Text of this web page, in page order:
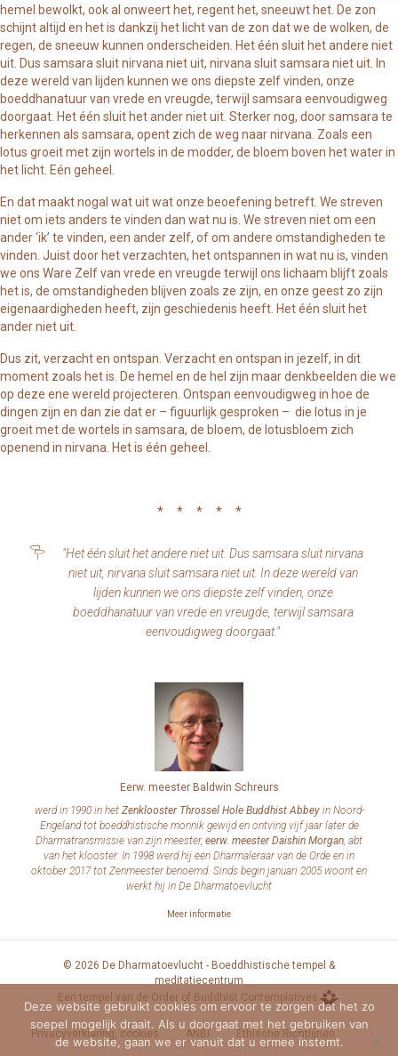
hemel bewolkt, ook al onweert het, regent het, sneeuwt het. De zon
schijnt altijd en het is dankzij het licht van de zon dat we de wolken, de
regen, de sneeuw kunnen onderscheiden. Het één sluit het andere niet
uit. Dus samsara sluit nirvana niet uit, nirvana sluit samsara niet uit. In
deze wereld van lijden kunnen we ons diepste zelf vinden, onze
boeddhanatuur van vrede en vreugde, terwijl samsara eenvoudigweg
doorgaat. Het één sluit het ander niet uit. Sterker nog, door samsara te
herkennen als samsara, opent zich de weg naar nirvana. Zoals een
lotus groeit met zijn wortels in de modder, de bloem boven het water in
het licht. Eén geheel.
En dat maakt nogal wat uit wat onze beoefening betreft. We streven
niet om iets anders te vinden dan wat nu is. We streven niet om een
ander ‘ik’ te vinden, een ander zelf, of om andere omstandigheden te
vinden. Juist door het verzachten, het ontspannen in wat nu is, vinden
we ons Ware Zelf van vrede en vreugde terwijl ons lichaam blijft zoals
het is, de omstandigheden blijven zoals ze zijn, en onze geest zo zijn
eigenaardigheden heeft, zijn geschiedenis heeft. Het één sluit het
ander niet uit.
Dus zit, verzacht en ontspan. Verzacht en ontspan in jezelf, in dit
moment zoals het is. De hemel en de hel zijn maar denkbeelden die we
op deze ene wereld projecteren. Ontspan eenvoudigweg in hoe de
dingen zijn en dan zie dat er – figuurlijk gesproken – die lotus in je
groeit met de wortels in samsara, de bloem, de lotusbloem zich
openend in nirvana. Het is één geheel.
* * * * *
"Het één sluit het andere niet uit. Dus samsara sluit nirvana
niet uit, nirvana sluit samsara niet uit. In deze wereld van
lijden kunnen we ons diepste zelf vinden, onze
boeddhanatuur van vrede en vreugde, terwijl samsara
eenvoudigweg doorgaat."
Eerw. meester Baldwin Schreurs
werd in 1990 in het Zenklooster Throssel Hole Buddhist Abbeyin Noord-
Engeland tot boeddhistische monnik gewijd en ontving vijf jaar later de
Dharmatransmissie van zijn meester, eerw. meester Daishin Morgan, abt
van het klooster. In 1998 werd hij een Dharmaleraar van de Orde en in
oktober 2017 tot Zenmeester benoemd. Sinds begin januari 2005 woont en
werkt hij in De Dharmatoevlucht
Meer informatie
© 2026 De Dharmatoevlucht - Boeddhistische tempel &
meditatiecentrum
Een tempel van de Order of Buddhist Contemplatives
Privacyverklaring, cookies ANBI Ethische Richtlijnen
Deze website gebruikt cookies om ervoor te zorgen dat het zo
soepel mogelijk draait. Als u doorgaat met het gebruiken van
de website, gaan we er vanuit dat u ermee instemt.